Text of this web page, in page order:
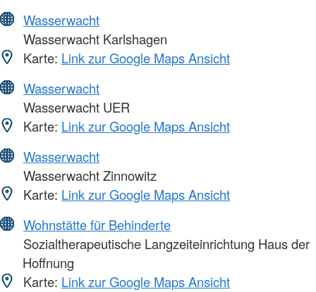
Wasserwacht
Wasserwacht Karlshagen
Karte: Link zur Google Maps Ansicht
Wasserwacht
Wasserwacht UER
Karte: Link zur Google Maps Ansicht
Wasserwacht
Wasserwacht Zinnowitz
Karte: Link zur Google Maps Ansicht
Wohnstätte für Behinderte
Sozialtherapeutische Langzeiteinrichtung Haus der
Hoffnung
Karte: Link zur Google Maps Ansicht